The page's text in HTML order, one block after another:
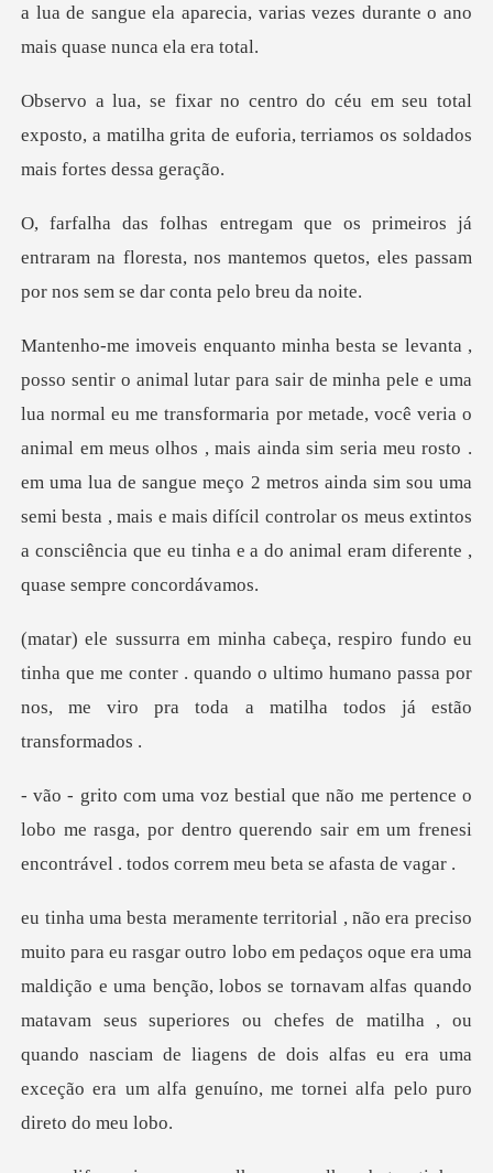
a lua de sangue ela apar
u total
exposto, a matilha grita de euforia, t
á
entraram na floresta, nos mantemos quetos, eles
ia por metade, você veria o
animal em meus olhos , mais ainda sim seria meu rosto .
em uma lua de sangue meço 2 metros ainda sim sou uma
semi
nha que me conter . quando o ultimo humano passa por
nos,
lobo me rasga, por dentro querendo sair em um frenesi
maldição e uma benção, lobos se tornavam alfas quando
matavam seus superiores ou chefes de matilha , ou
quando na